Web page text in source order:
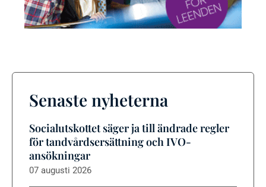
Senaste nyheterna
Socialutskottet säger ja till ändrade regler
för tandvårdsersättning och IVO-
ansökningar
07 augusti 2026